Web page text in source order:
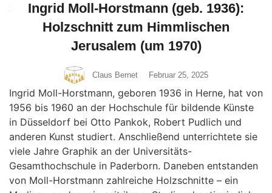
Ingrid Moll-Horstmann (geb. 1936):
Holzschnitt zum Himmlischen
Jerusalem (um 1970)
Claus Bernet Februar 25, 2025
Ingrid Moll-Horstmann, geboren 1936 in Herne, hat von
1956 bis 1960 an der Hochschule für bildende Künste
in Düsseldorf bei Otto Pankok, Robert Pudlich und
anderen Kunst studiert. Anschließend unterrichtete sie
viele Jahre Graphik an der Universitäts-
Gesamthochschule in Paderborn. Daneben entstanden
von Moll-Horstmann zahlreiche Holzschnitte – ein